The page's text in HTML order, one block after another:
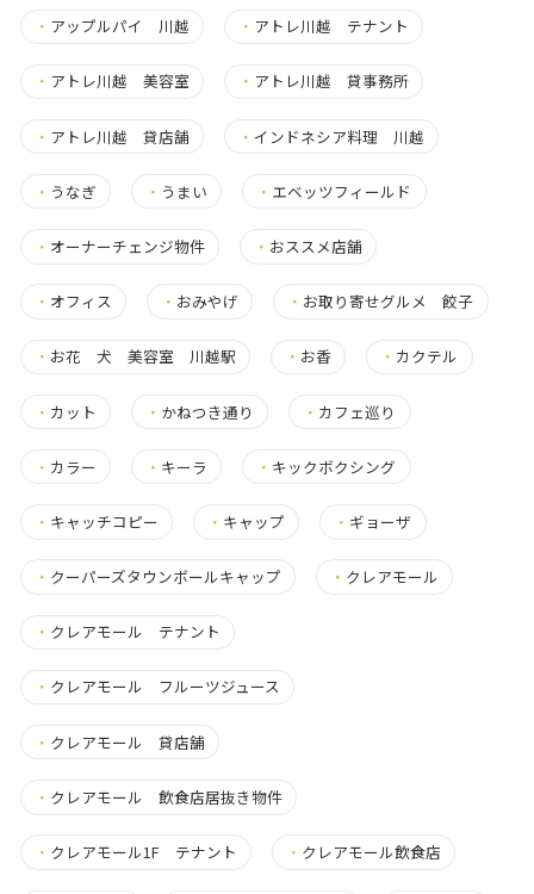
・ アップルパイ 川越 ・ アトレ川越 テナント
・ アトレ川越 美容室 ・ アトレ川越 貸事務所
・ アトレ川越 貸店舗 ・ インドネシア料理 川越
・ うなぎ ・ うまい ・ エベッツフィールド
・ オーナーチェンジ物件 ・ おススメ店舗
・ オフィス ・ おみやげ ・ お取り寄せグルメ 餃子
・ お花 犬 美容室 川越駅 ・ お香 ・ カクテル
・ カット ・ かねつき通り ・ カフェ巡り
・ カラー ・ キーラ ・ キックボクシング
・ キャッチコピー ・ キャップ ・ ギョーザ
・ クーパーズタウンボールキャップ ・ クレアモール
・ クレアモール テナント
・ クレアモール フルーツジュース
・ クレアモール 貸店舗
・ クレアモール 飲食店居抜き物件
・ クレアモール1F テナント ・ クレアモール飲食店